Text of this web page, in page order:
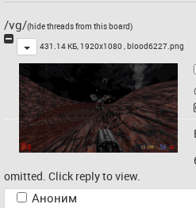
/vg/(hide threads from this board)
Toggle
431.14 КБ, 1920x1080 ,blood6227.png
omitted. Click reply to view.
Аноним